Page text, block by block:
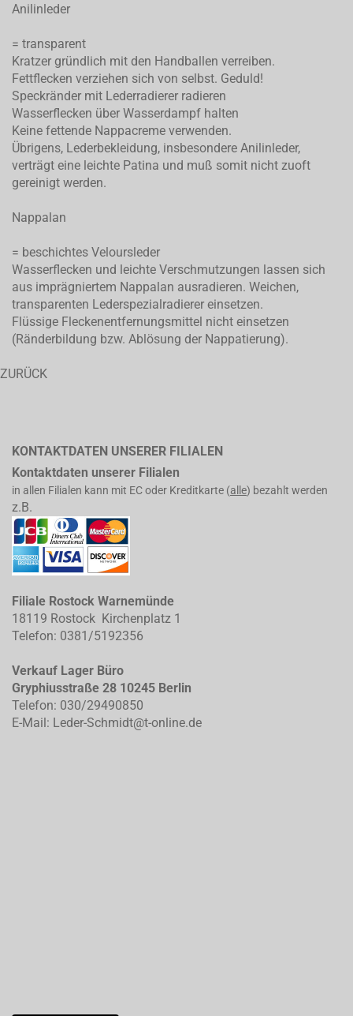
Anilinleder
= transparent
Kratzer gründlich mit den Handballen verreiben.
Fettflecken verziehen sich von selbst. Geduld!
Speckränder mit Lederradierer radieren
Wasserflecken über Wasserdampf halten
Keine fettende Nappacreme verwenden.
Übrigens, Lederbekleidung, insbesondere Anilinleder,
verträgt eine leichte Patina und muß somit nicht zuoft
gereinigt werden.
Nappalan
= beschichtes Veloursleder
Wasserflecken und leichte Verschmutzungen lassen sich
aus imprägniertem Nappalan ausradieren. Weichen,
transparenten Lederspezialradierer einsetzen.
Flüssige Fleckenentfernungsmittel nicht einsetzen
(Ränderbildung bzw. Ablösung der Nappatierung).
ZURÜCK
KONTAKTDATEN UNSERER FILIALEN
Kontaktdaten unserer Filialen
in allen Filialen kann mit EC oder Kreditkarte (alle) bezahlt werden
z.B.
Filiale Rostock Warnemünde
18119 Rostock Kirchenplatz 1
Telefon: 0381/5192356
Verkauf Lager Büro
Gryphiusstraße 28 10245 Berlin
Telefon: 030/29490850
E-Mail: Leder-Schmidt@t-online.de